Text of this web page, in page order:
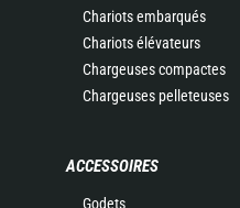
Chariots embarqués
Chariots élévateurs
Chargeuses compactes
Chargeuses pelleteuses
ACCESSOIRES
Godets